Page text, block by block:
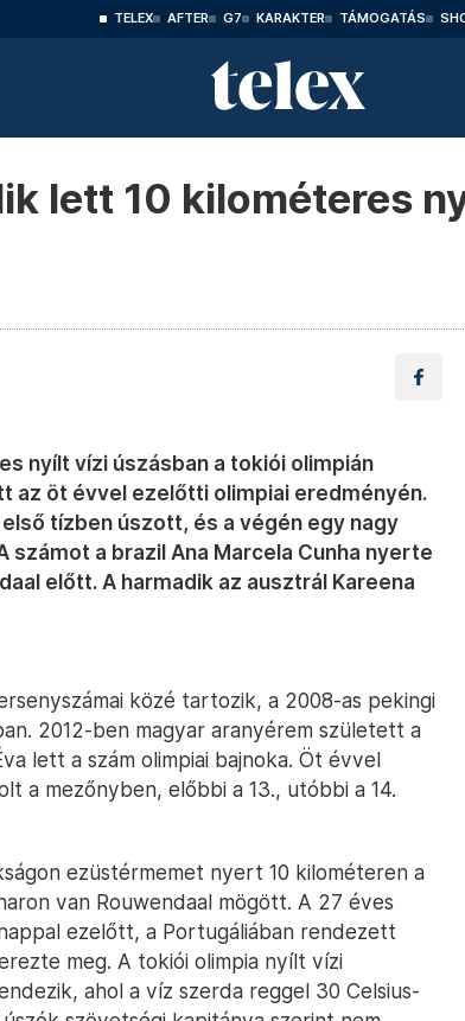
TELEX AFTER G7 KARAKTER TÁMOGATÁS
lett 10 kilométeres
nyílt vízi úszásban a tokiói olimpián
az öt évvel ezelőtti olimpiai eredményén.
tízben úszott, és a végén egy nagy
a brazil Ana Marcela Cunha nyerte
előtt. A harmadik az ausztrál Kareena
közé tartozik, a 2008-as pekingi
2012-ben magyar aranyérem született a
lett a szám olimpiai bajnoka. Öt évvel
a mezőnyben, előbbi a 13., utóbbi a 14.
ezüstérmemet nyert 10 kilométeren a
van Rouwendaal mögött. A 27 éves
ezelőtt, a Portugáliában rendezett
meg. A tokiói olimpia nyílt vízi
ahol a víz szerda reggel 30 Celsius-